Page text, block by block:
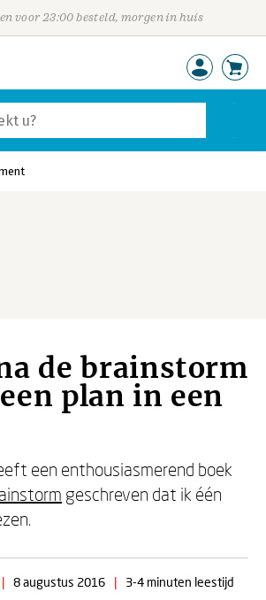
voor 23:00 besteld, morgen in huis
de brainstorm
plan in een
een enthousiasmerend boek
geschreven dat ik één
| 8 augustus 2016 | 3-4 minuten leestijd